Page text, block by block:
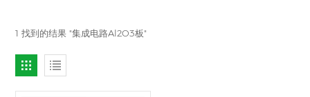
1 找到的结果 "集成电路Al2O3板"